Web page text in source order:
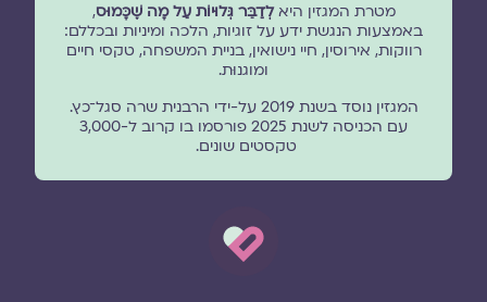
מטרת המגזין היאלְדַבֵּר גְּלוּיוֹת עַל מָה שֶׁכָּמוּס,
באמצעות הנגשת ידע על זוגיות, הלכה ומיניות ובכללם:
רווקות, אירוסין, חיי נישואין, בניית המשפחה, טקסי חיים
ומוגנוּת.
המגזין נוסד בשנת 2019 על-ידי הרבנית שרה סגל־כץ.
עם הכניסה לשנת 2025 פורסמו בו קרוב ל-3,000
טקסטים שונים.